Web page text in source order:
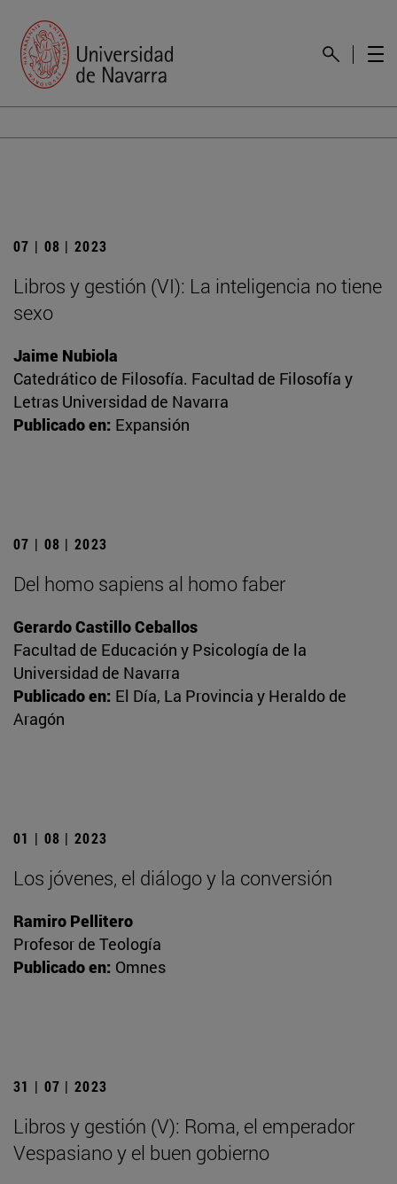
07 | 08 | 2023
Libros y gestión (VI): La inteligencia no tiene
sexo
Jaime Nubiola
Catedrático de Filosofía. Facultad de Filosofía y
Letras Universidad de Navarra
Publicado en: Expansión
07 | 08 | 2023
Del homo sapiens al homo faber
Gerardo Castillo Ceballos
Facultad de Educación y Psicología de la
Universidad de Navarra
Publicado en: El Día, La Provincia y Heraldo de
Aragón
01 | 08 | 2023
Los jóvenes, el diálogo y la conversión
Ramiro Pellitero
Profesor de Teología
Publicado en: Omnes
31 | 07 | 2023
Libros y gestión (V): Roma, el emperador
Vespasiano y el buen gobierno